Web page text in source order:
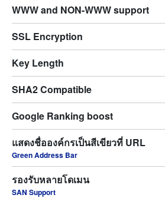
WWW and NON-WWW support
SSL Encryption
Key Length
SHA2 Compatible
Google Ranking boost
แสดงชื่อองค์กรเป็นสีเขียวที่ URL
Green Address Bar
รองรับหลายโดเมน
SAN Support